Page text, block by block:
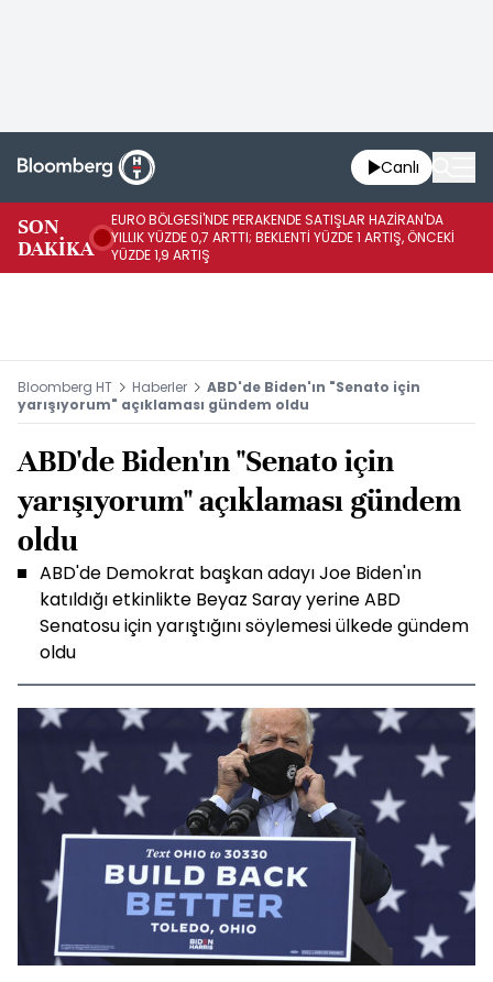
Canlı
SON
DAKİKA
EURO BÖLGESİ'NDE PERAKENDE SATIŞLAR HAZİRAN'DA
YILLIK YÜZDE 0,7 ARTTI; BEKLENTİ YÜZDE 1 ARTIŞ, ÖNCEKİ
YÜZDE 1,9 ARTIŞ
Bloomberg HT Haberler
ABD'de Biden'ın "Senato için
yarışıyorum" açıklaması gündem oldu
ABD'de Biden'ın "Senato için
yarışıyorum" açıklaması gündem
oldu
ABD'de Demokrat başkan adayı Joe Biden'ın
katıldığı etkinlikte Beyaz Saray yerine ABD
Senatosu için yarıştığını söylemesi ülkede gündem
oldu